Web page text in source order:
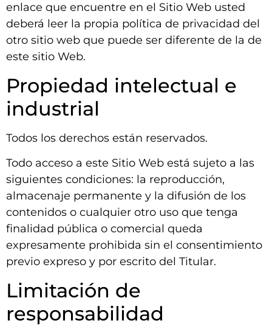
enlace que encuentre en el Sitio Web usted
deberá leer la propia política de privacidad del
otro sitio web que puede ser diferente de la de
este sitio Web.
Propiedad intelectual e
industrial
Todos los derechos están reservados.
Todo acceso a este Sitio Web está sujeto a las
siguientes condiciones: la reproducción,
almacenaje permanente y la difusión de los
contenidos o cualquier otro uso que tenga
finalidad pública o comercial queda
expresamente prohibida sin el consentimiento
previo expreso y por escrito del Titular.
Limitación de
responsabilidad